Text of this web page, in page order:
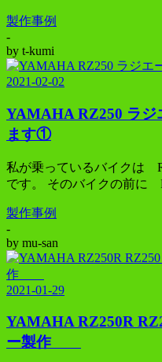
製作事例
-
by t-kumi
2021-02-02
YAMAHA RZ250 ラジ
ます①
私が乗っているバイクは
です。 そのバイクの前に
製作事例
-
by mu-san
2021-01-29
YAMAHA RZ250R
ー製作